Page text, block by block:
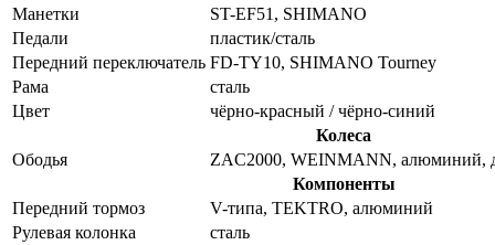
Манетки
ST-EF51, SHIMANO
Педали
пластик/сталь
Передний переключатель FD-TY10, SHIMANO Tourney
Рама
сталь
Цвет
чёрно-красный / чёрно-синий
Колеса
Ободья
ZAC2000, WEINMANN, алюминий,
Компоненты
Передний тормоз
V-типа, TEKTRO, алюминий
Рулевая колонка
сталь